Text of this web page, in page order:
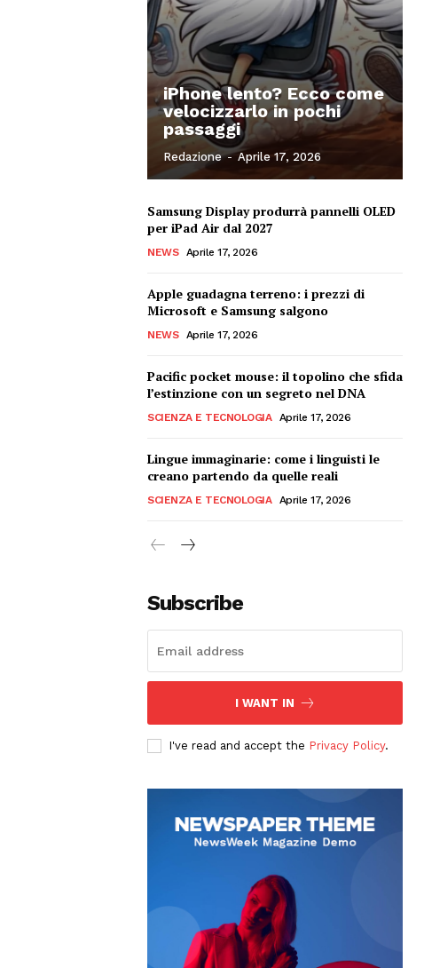
iPhone lento? Ecco come
velocizzarlo in pochi
passaggi
Redazione - Aprile 17, 2026
Samsung Display produrrà pannelli OLED
per iPad Air dal 2027
NEWS Aprile 17, 2026
Apple guadagna terreno: i prezzi di
Microsoft e Samsung salgono
NEWS Aprile 17, 2026
Pacific pocket mouse: il topolino che sfida
l’estinzione con un segreto nel DNA
SCIENZA E TECNOLOGIA Aprile 17, 2026
Lingue immaginarie: come i linguisti le
creano partendo da quelle reali
SCIENZA E TECNOLOGIA Aprile 17, 2026
Subscribe
I WANT IN
I've read and accept the Privacy Policy.